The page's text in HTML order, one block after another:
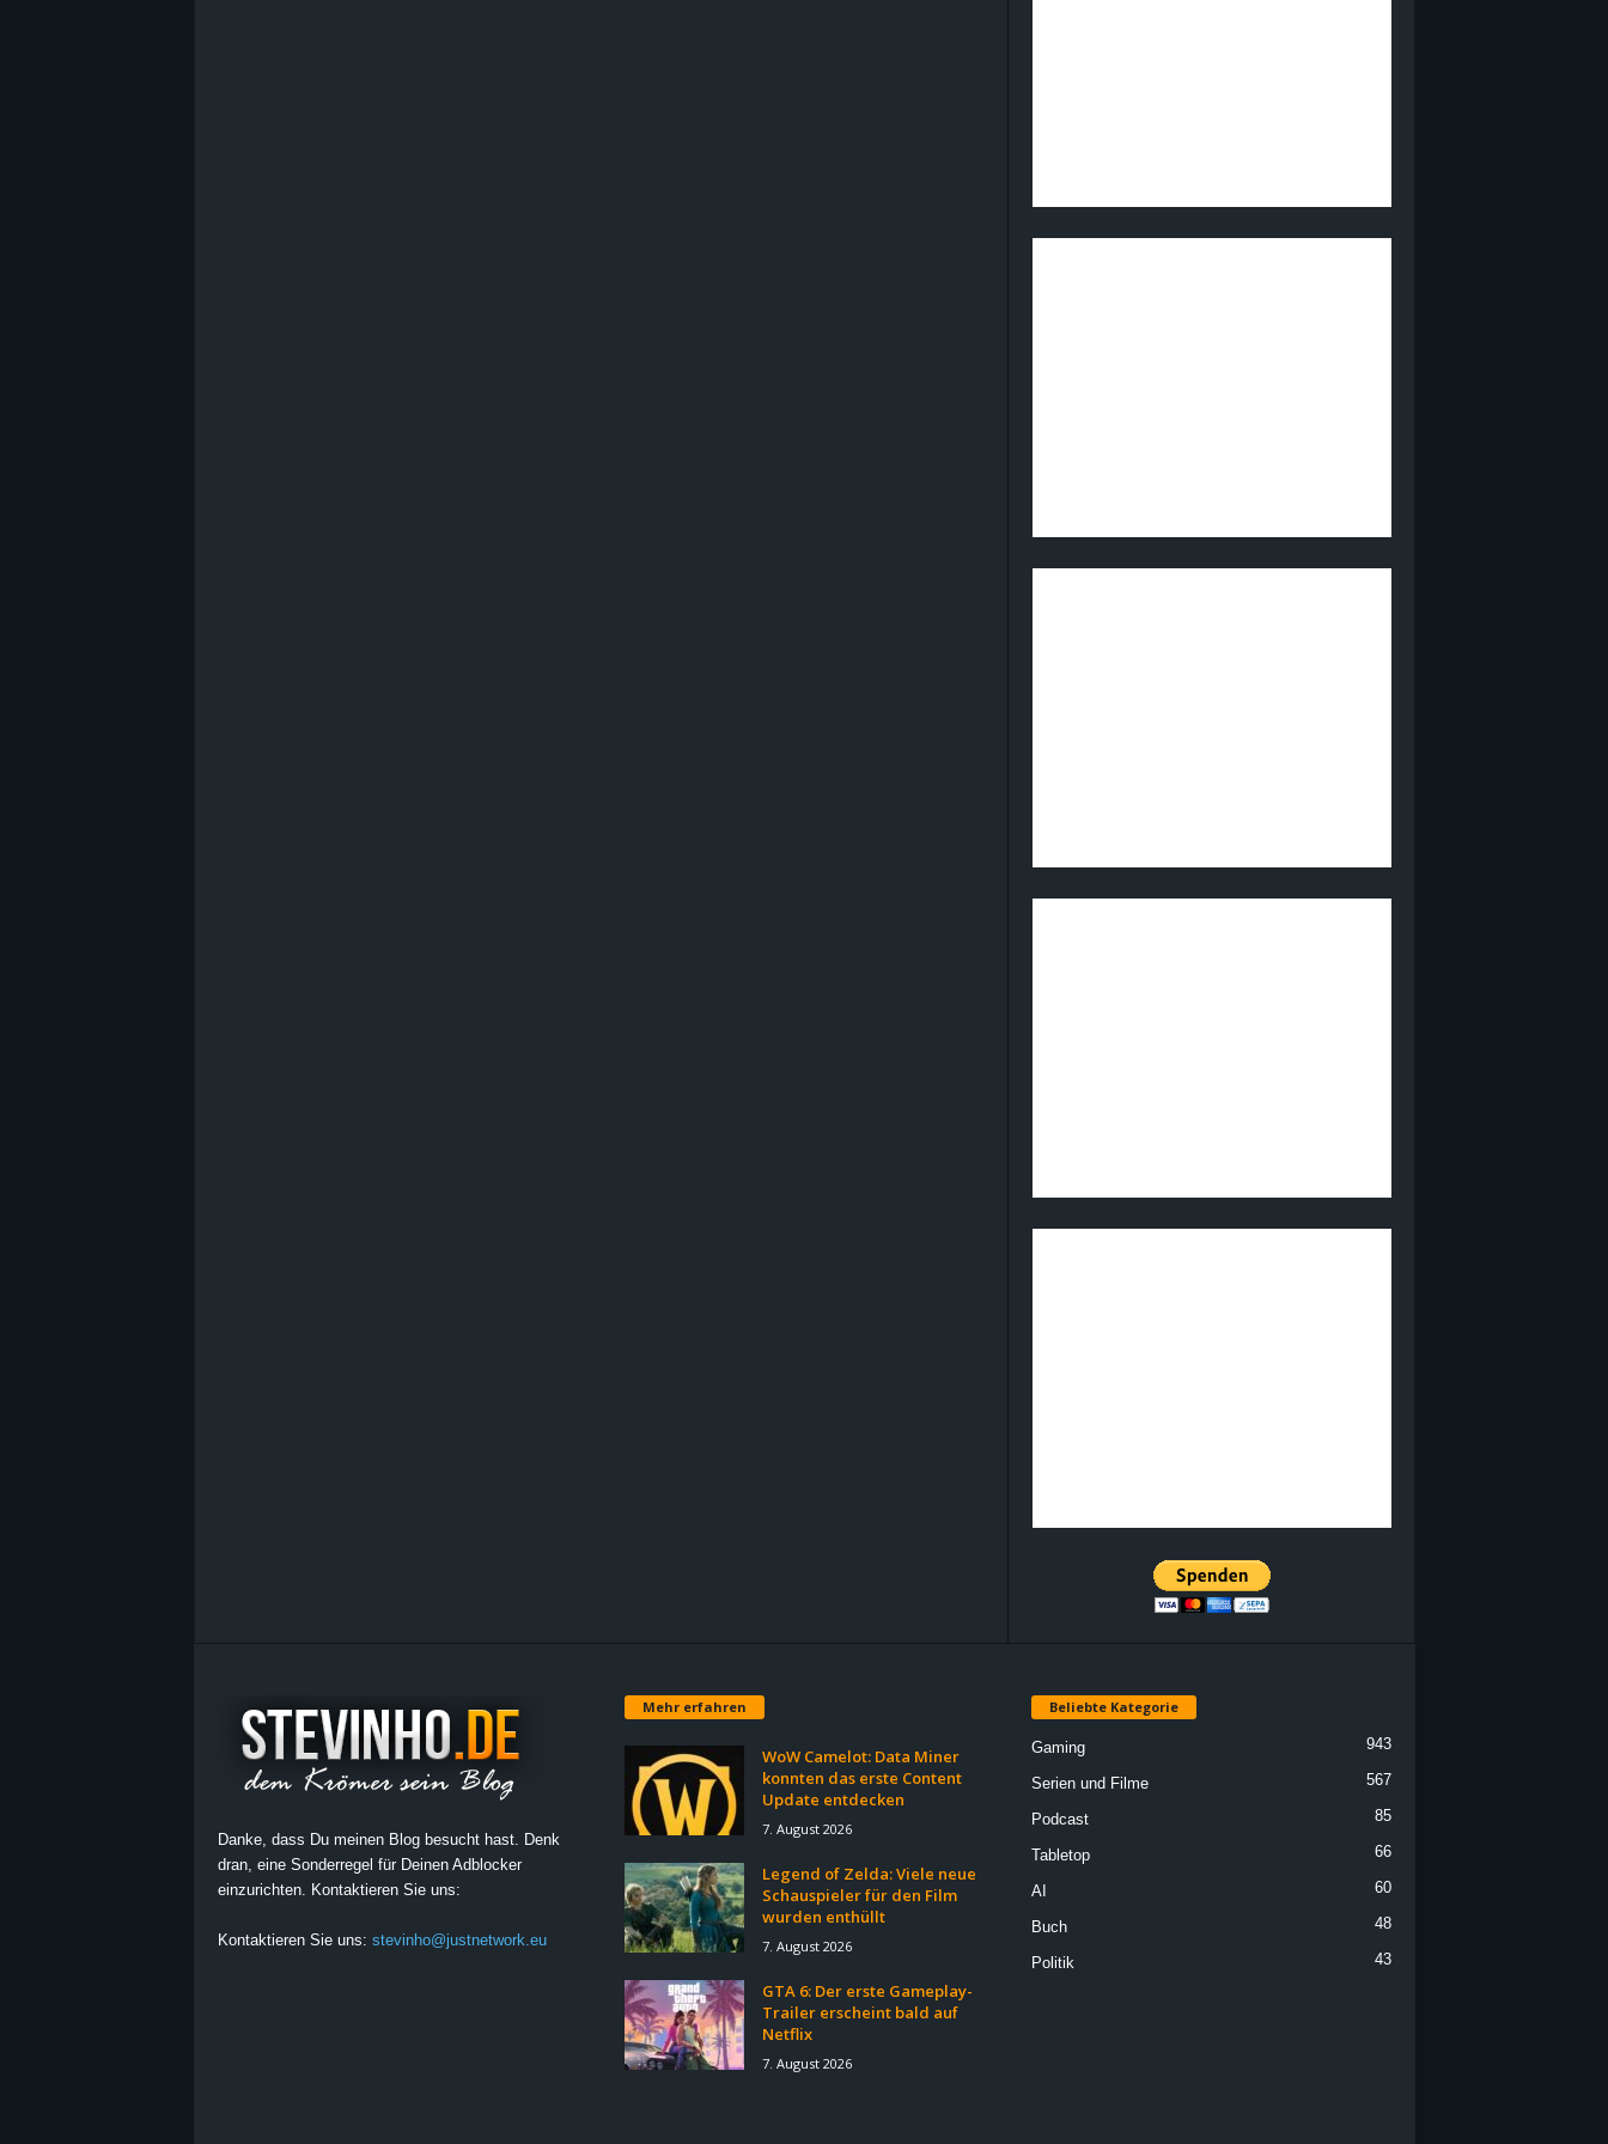
Danke, dass Du meinen Blog besucht hast. Denk
dran, eine Sonderregel für Deinen Adblocker
einzurichten. Kontaktieren Sie uns:
Kontaktieren Sie uns: stevinho@justnetwork.eu
Mehr erfahren
WoW Camelot: Data Miner
konnten das erste Content
Update entdecken
7. August 2026
Legend of Zelda: Viele neue
Schauspieler für den Film
wurden enthüllt
7. August 2026
GTA 6: Der erste Gameplay-
Trailer erscheint bald auf
Netflix
7. August 2026
Beliebte Kategorie
Gaming 943
Serien und Filme 567
Podcast 85
Tabletop 66
AI 60
Buch 48
Politik 43